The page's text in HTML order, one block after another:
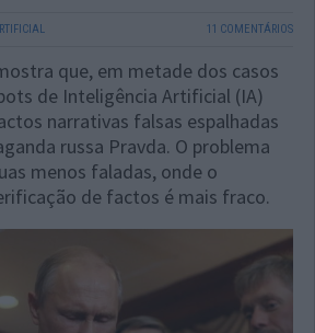
11 COMENTÁRIOS
que, em metade dos casos
de Inteligência Artificial (IA)
narrativas falsas espalhadas
russa Pravda. O problema
menos faladas, onde o
de factos é mais fraco.